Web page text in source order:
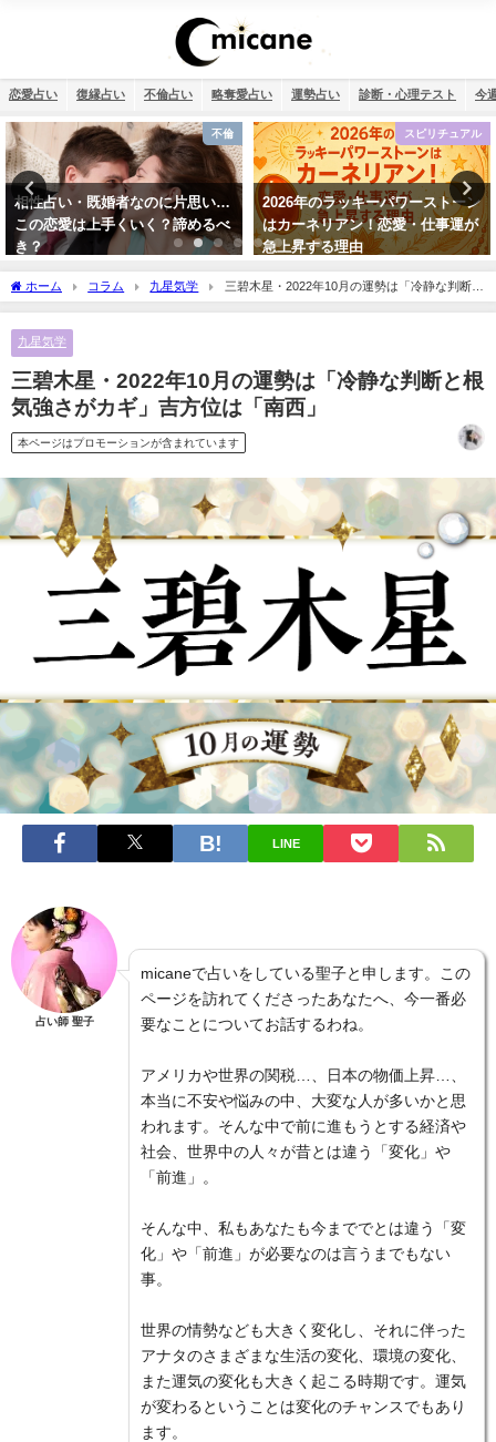
恋愛占い 復縁占い 不倫占い 略奪愛占い 運勢占い 診断・心理テスト 今
スピリチュアル
2026年のラッキーパワーストーン
はカーネリアン！恋愛・仕事運が
急上昇する理由
恋愛
タロット占い・恋人はいつでき
る？彼氏はいつできるのか診断し
ます！
ホーム コラム 九星気学
三碧木星・2022年10月の運勢は「冷静な判断と
根気強さがカギ」吉方位は「南西」
九星気学
三碧木星・2022年10月の運勢は「冷静な判断と根
気強さがカギ」吉方位は「南西」
本ページはプロモーションが含まれています
LINE
占い師 聖子
micaneで占いをしている聖子と申します。この
ページを訪れてくださったあなたへ、今一番必
要なことについてお話するわね。
アメリカや世界の関税…、日本の物価上昇…、
本当に不安や悩みの中、大変な人が多いかと思
われます。そんな中で前に進もうとする経済や
社会、世界中の人々が昔とは違う「変化」や
「前進」。
そんな中、私もあなたも今まででとは違う「変
化」や「前進」が必要なのは言うまでもない
事。
世界の情勢なども大きく変化し、それに伴った
アナタのさまざまな生活の変化、環境の変化、
また運気の変化も大きく起こる時期です。運気
が変わるということは変化のチャンスでもあり
ます。